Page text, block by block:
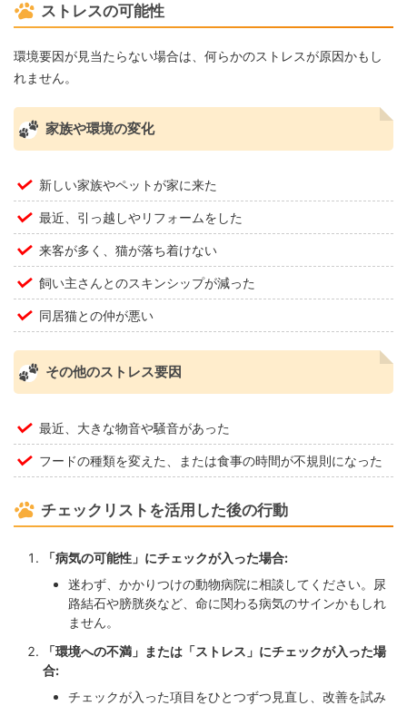
ストレスの可能性
環境要因が見当たらない場合は、何らかのストレスが原因かもし
れません。
家族や環境の変化
新しい家族やペットが家に来た
最近、引っ越しやリフォームをした
来客が多く、猫が落ち着けない
飼い主さんとのスキンシップが減った
同居猫との仲が悪い
その他のストレス要因
最近、大きな物音や騒音があった
フードの種類を変えた、または食事の時間が不規則になった
チェックリストを活用した後の行動
「病気の可能性」にチェックが入った場合:
迷わず、かかりつけの動物病院に相談してください。尿
路結石や膀胱炎など、命に関わる病気のサインかもしれ
ません。
「環境への不満」または「ストレス」にチェックが入った場
合:
チェックが入った項目をひとつずつ見直し、改善を試み